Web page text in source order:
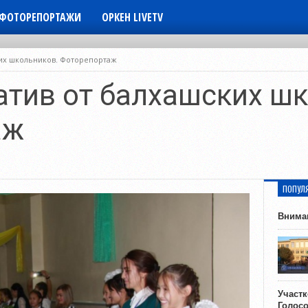
ОРКЕН LIVETV
школьников. Фоторепортаж
от балхашских